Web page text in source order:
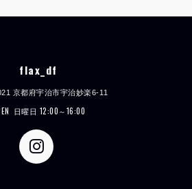
flax_df
京都府宇治市宇治妙楽6-11
日曜日 12:00～16:00